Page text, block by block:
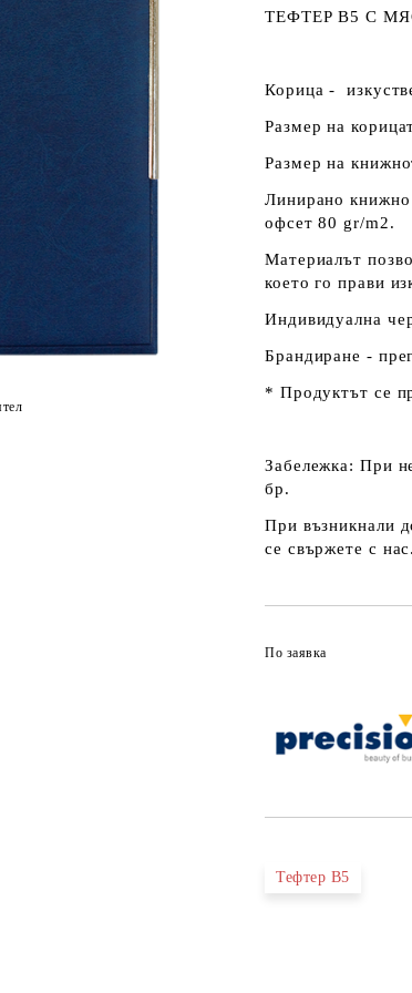
ТЕФТЕР В5 С
Корица -
Размер на
Размер на
Линирано книжно
офсет 80 gr/m2.
Материалът
което го прави
Индивидуална
Брандиране -
* Продуктът се
Забележка: При
бр.
При възникнали
се свържете с нас.
По заявка
Тефтер В5